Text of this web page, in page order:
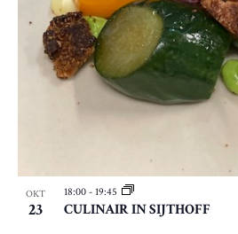
OKT
23 CULINAIR IN SIJTHOFF
18:00 - 19:45